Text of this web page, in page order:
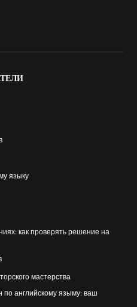
языку
как проверять решение на
мастерства
по английскому языму: ваш